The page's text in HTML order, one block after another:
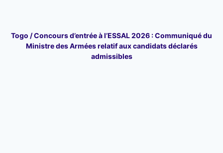
Togo / Concours d’entrée à l’ESSAL 2026 : Communiqué du
Ministre des Armées relatif aux candidats déclarés
admissibles